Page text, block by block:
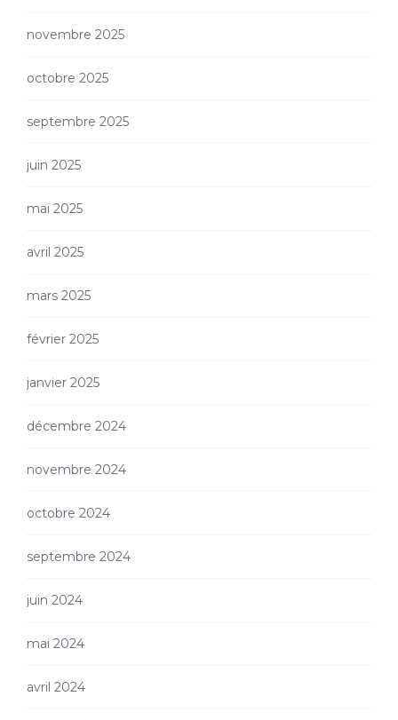
novembre 2025
octobre 2025
septembre 2025
juin 2025
mai 2025
avril 2025
mars 2025
février 2025
janvier 2025
décembre 2024
novembre 2024
octobre 2024
septembre 2024
juin 2024
mai 2024
avril 2024